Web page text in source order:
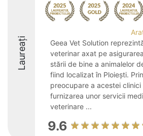
Laureați
Geea Vet Solution
veterinar axat pe
stării de bine a animalelor
fiind localizat în Ploiești.
preocupare a acestei clinici
furnizarea unor servicii
veterinare ...
9.6